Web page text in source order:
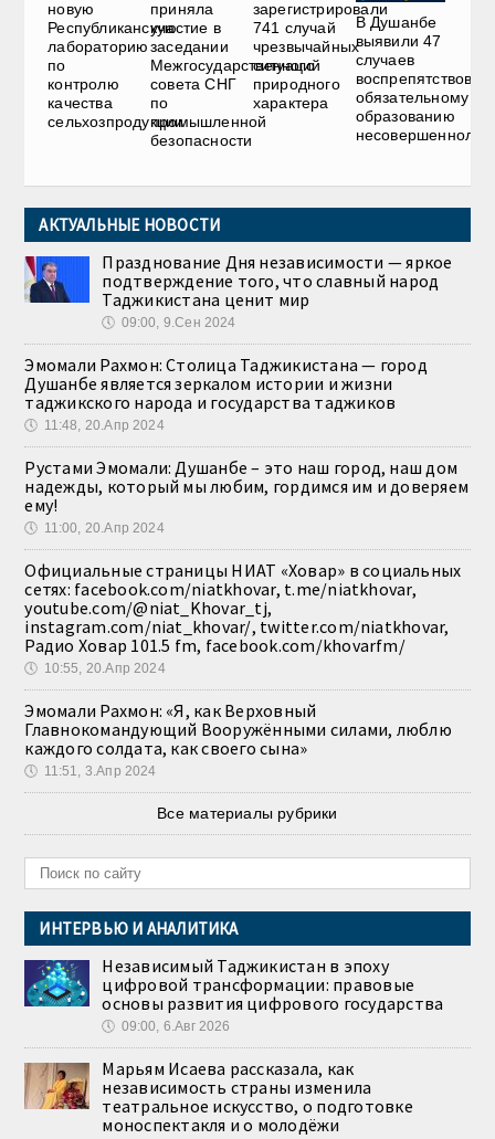
новую
Республиканскую
лабораторию
по
контролю
качества
сельхозпродукции
приняла
участие в
заседании
Межгосударственного
совета СНГ
по
промышленной
безопасности
зарегистрировали
741 случай
чрезвычайных
ситуаций
природного
характера
В Душанбе
выявили 47
случаев
обязательному
образованию
АКТУАЛЬНЫЕ НОВОСТИ
Празднование Дня независимости — яркое
подтверждение того, что славный народ
Таджикистана ценит мир
🕔 09:00, 9.Сен 2024
Эмомали Рахмон: Столица Таджикистана — город
Душанбе является зеркалом истории и жизни
таджикского народа и государства таджиков
🕔 11:48, 20.Апр 2024
Рустами Эмомали: Душанбе – это наш город, наш дом
надежды, который мы любим, гордимся им и доверяем
ему!
🕔 11:00, 20.Апр 2024
Официальные страницы НИАТ «Ховар» в социальных
сетях: facebook.com/niatkhovar, t.me/niatkhovar,
youtube.com/@niat_Khovar_tj,
instagram.com/niat_khovar/, twitter.com/niatkhovar,
Радио Ховар 101.5 fm, facebook.com/khovarfm/
🕔 10:55, 20.Апр 2024
Эмомали Рахмон: «Я, как Верховный
Главнокомандующий Вооружёнными силами, люблю
каждого солдата, как своего сына»
🕔 11:51, 3.Апр 2024
Все материалы рубрики
ИНТЕРВЬЮ И АНАЛИТИКА
Независимый Таджикистан в эпоху
цифровой трансформации: правовые
основы развития цифрового государства
🕔 09:00, 6.Авг 2026
Марьям Исаева рассказала, как
независимость страны изменила
театральное искусство, о подготовке
моноспектакля и о молодёжи